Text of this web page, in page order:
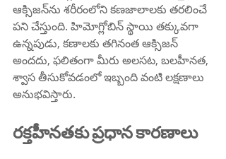
ఆక్సిజన్‌ను శరీరంలోని కణజాలాలకు తరలించే
పని చేస్తుంది. హిమోగ్లోబిన్ స్థాయి తక్కువగా
ఉన్నపుడు, కణాలకు తగినంత ఆక్సిజన్
అందదు, ఫలితంగా మీరు అలసట, బలహీనత,
శ్వాస తీసుకోవడంలో ఇబ్బంది వంటి లక్షణాలు
అనుభవిస్తారు.
రక్తహీనతకు ప్రధాన కారణాలు